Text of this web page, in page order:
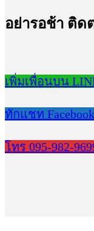
อย่ารอช้า ติด
เพิ่มเพื่อนบน
ทักแชท Facebook
โทร 095-982-